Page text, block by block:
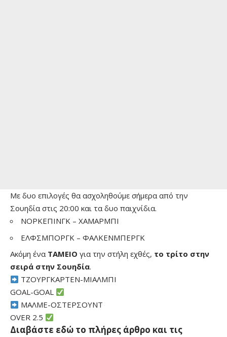
Με δυο επιλογές θα ασχοληθούμε σήμερα από την
Σουηδία στις 20:00 και τα δυο παιχνίδια.
ΝΟΡΚΕΠΙΝΓΚ – ΧΑΜΑΡΜΠΙ
ΕΛΦΣΜΠΟΡΓΚ – ΦΑΛΚΕΝΜΠΕΡΓΚ
Ακόμη ένα ΤΑΜΕΙΟ για την στήλη εχθές, το τρίτο στην
σειρά στην Σουηδία.
ΤΖΟΥΡΓΚΑΡΤΕΝ-ΜΙΑΛΜΠΙ
GOAL-GOAL
MΑΛΜΕ-ΟΣΤΕΡΣΟΥΝΤ
OVER 2.5
Διαβάστε εδώ το πλήρες άρθρο και τις